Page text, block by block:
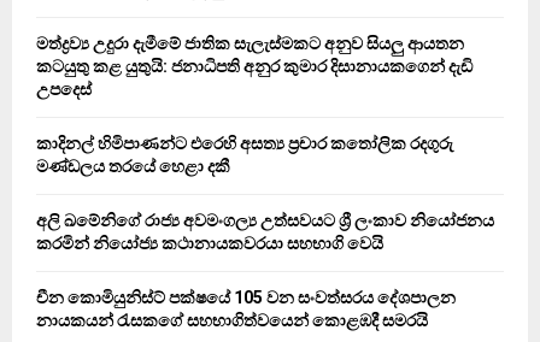
H
මත්ද්‍රව්‍ය උදුරා දැමීමේ ජාතික සැලැස්මකට අනුව සියලු ආයතන
කටයුතු කළ යුතුයි: ජනාධිපති අනුර කුමාර දිසානායකගෙන් දැඩි
උපදෙස්
කාදිනල් හිමිපාණන්ට එරෙහි අසත්‍ය ප්‍රචාර කතෝලික රදගුරු
මණ්ඩලය තරයේ හෙළා දකී
අලි ඛමේනිගේ රාජ්‍ය අවමංගල්‍ය උත්සවයට ශ්‍රී ලංකාව නියෝජනය
කරමින් නියෝජ්‍ය කථානායකවරයා සහභාගි වෙයි
චීන කොමියුනිස්ට් පක්ෂයේ 105 වන සංවත්සරය දේශපාලන
නායකයන් රැසකගේ සහභාගිත්වයෙන් කොළඹදී සමරයි